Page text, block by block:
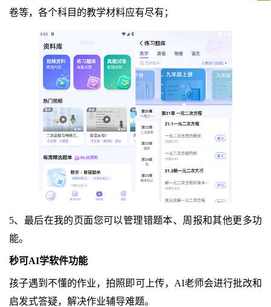
卷等，各个科目的教学材料应有尽有；
5、最后在我的页面您可以管理错题本、周报和其他更多功
能。
秒可AI学软件功能
孩子遇到不懂的作业，拍照即可上传，AI老师会进行批改和
启发式答疑，解决作业辅导难题。